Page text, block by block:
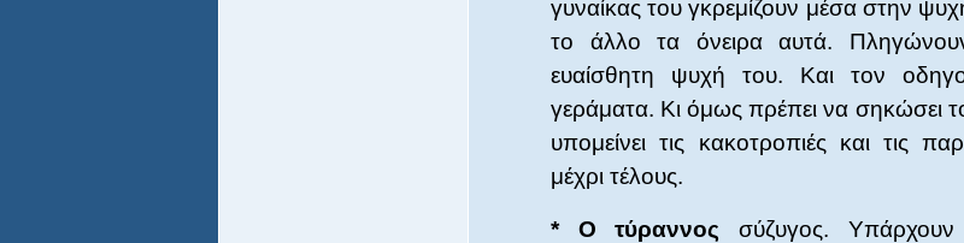
γυναίκας του γκρεμίζουν μέσα στην
το άλλο τα όνειρα αυτά.
ευαίσθητη ψυχή του. Και τον
γεράματα. Κι όμως πρέπει να σηκώσει
υπομείνει τις κακοτροπιές και τις
μέχρι τέλους.
* Ο τύραννοςσύζυγος.